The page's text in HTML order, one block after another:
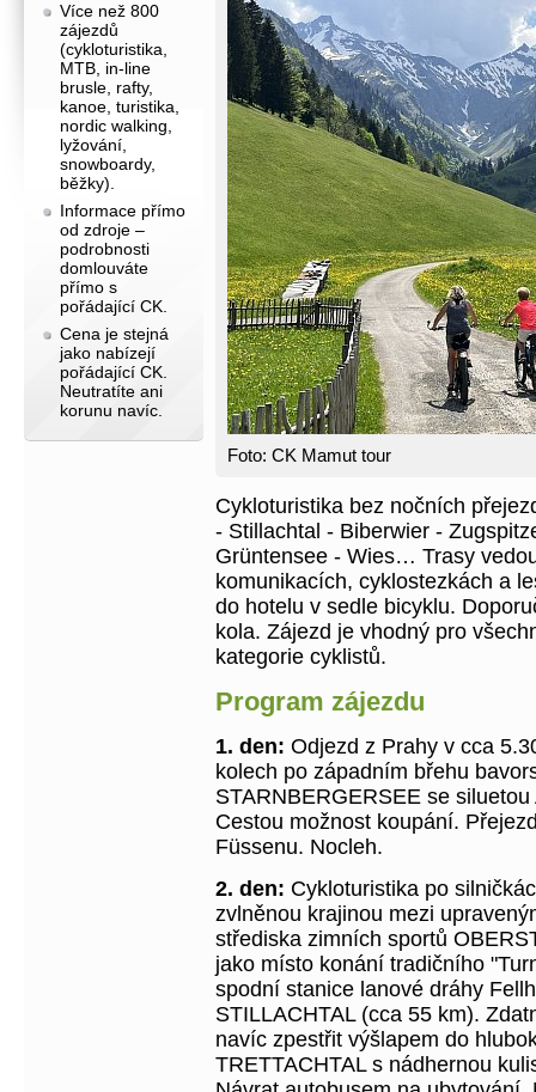
Více než 800
zájezdů
(cykloturistika,
MTB, in-line
brusle, rafty,
kanoe, turistika,
nordic walking,
lyžování,
snowboardy,
běžky).
Informace přímo
od zdroje –
podrobnosti
domlouváte
přímo s
pořádající CK.
Cena je stejná
jako nabízejí
pořádající CK.
Neutratíte ani
korunu navíc.
Foto: CK Mamut tour
Cykloturistika bez nočních
- Stillachtal - Biberwier -
Grüntensee - Wies… Trasy
komunikacích, cyklostezkách a
do hotelu v sedle bicyklu.
kola. Zájezd je vhodný pro
kategorie cyklistů.
Program zájezdu
1. den: Odjezd z Prahy v cca
kolech po západním břehu
STARNBERGERSEE se
Cestou možnost koupání.
Füssenu. Nocleh.
2. den: Cykloturistika po
zvlněnou krajinou mezi
střediska zimních sportů
jako místo konání tradičního
spodní stanice lanové dráhy
STILLACHTAL (cca 55 km).
navíc zpestřit výšlapem do
TRETTACHTAL s nádhernou